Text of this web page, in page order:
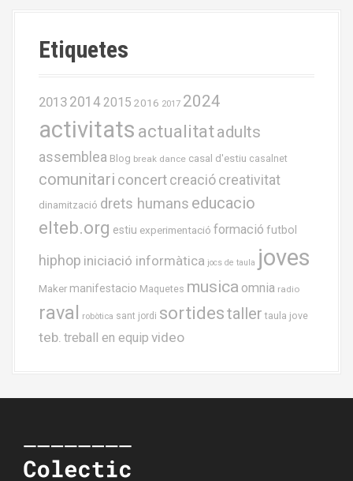
Etiquetes
2013 20142015 2016 2017 2024
activitats actualitatadults
assemblea Blog break dance casal d'estiu casalnet
comunitari concertcreació creativitat
dinamització drets humans educacio
elteb.org estiu experimentació formació futbol
hiphop iniciació informàtica jocs de taula joves
Maker manifestacio Maquetes musica omnia radio
raval robòtica sant jordi sortidestaller taula jove
teb. treball en equip video